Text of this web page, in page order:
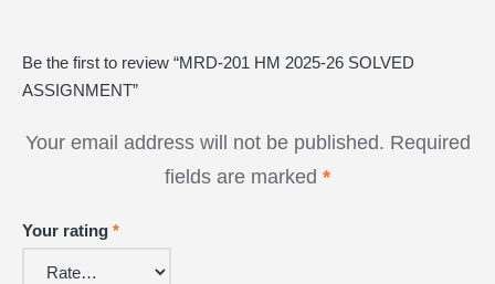
Be the first to review “MRD-201 HM 2025-26 SOLVED
ASSIGNMENT”
Your email address will not be published. Required
fields are marked *
Your rating *